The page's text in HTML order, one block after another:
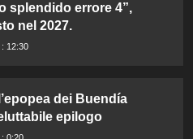
splendido errore 4”,
nel 2027.
12:30
dei Buendía
epilogo